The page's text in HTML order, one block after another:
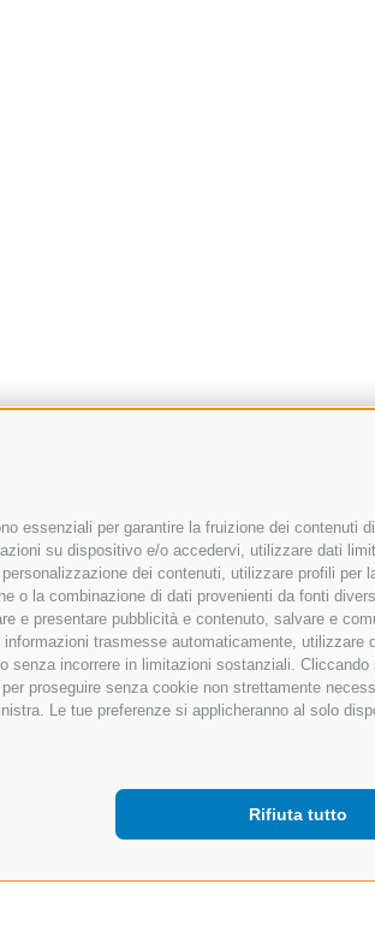
essenziali per garantire la fruizione dei contenuti
su dispositivo e/o accedervi, utilizzare dati
dei contenuti, utilizzare profili
o la combinazione di dati provenienti da fonti
e presentare pubblicità e contenuto, salvare e
trasmesse automaticamente,
incorrere in limitazioni sostanziali.
proseguire senza cookie non strettamente
Le tue preferenze si applicheranno al solo
Rifiuta tutto